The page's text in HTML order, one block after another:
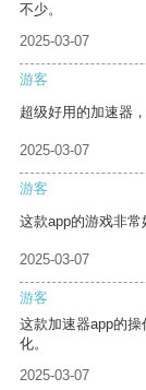
不少。
2025-03-07
游客
超级好用的加速器
2025-03-07
游客
这款app的游戏非常
2025-03-07
游客
这款加速器app的
化。
2025-03-07